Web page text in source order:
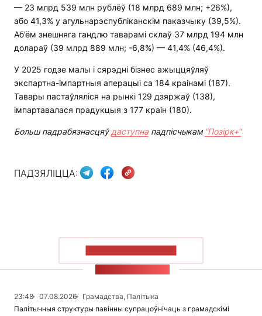
— 23 млрд 539 млн рублёў (18 млрд 689 млн; +26%),
або 41,3% у агульнарэспубліканскім паказчыку (39,5%).
Аб’ём знешняга гандлю таварамі склаў 37 млрд 194 млн
долараў (39 млрд 889 млн; -6,8%) — 41,4% (46,4%).
У 2025 годзе малы і сярэдні бізнес ажыццяўляў
экспартна-імпартныя аперацыі са 184 краінамі (187).
Тавары пастаўляліся на рынкі 129 дзяржаў (138),
імпартавалася прадукцыя з 177 краін (180).
Больш падрабязнасцяў даступнападпісчыкам “Позірк+“
ПАДЗЯЛІЦЦА:
23:48 07.08.2026
Грамадства, Палітыка
Палітычныя структуры павінны супрацоўнічаць з грамадскімі